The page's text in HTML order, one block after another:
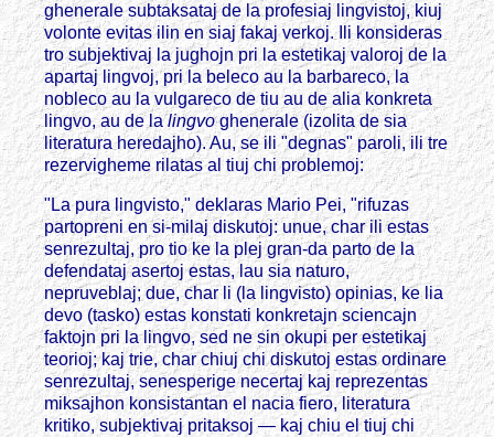
ghenerale subtaksataj de la profesiaj lingvistoj, kiuj
volonte evitas ilin en siaj fakaj verkoj. Ili konsideras
tro subjektivaj la jughojn pri la estetikaj valoroj de la
apartaj lingvoj, pri la beleco au la barbareco, la
nobleco au la vulgareco de tiu au de alia konkreta
lingvo, au de lalingvoghenerale (izolita de sia
literatura heredajho). Au, se ili "degnas" paroli, ili tre
rezervigheme rilatas al tiuj chi problemoj:
"La pura lingvisto," deklaras Mario Pei, "rifuzas
partopreni en si-milaj diskutoj: unue, char ili estas
senrezultaj, pro tio ke la plej gran-da parto de la
defendataj asertoj estas, lau sia naturo,
nepruveblaj; due, char li (la lingvisto) opinias, ke lia
devo (tasko) estas konstati konkretajn sciencajn
faktojn pri la lingvo, sed ne sin okupi per estetikaj
teorioj; kaj trie, char chiuj chi diskutoj estas ordinare
senrezultaj, senesperige necertaj kaj reprezentas
miksajhon konsistantan el nacia fiero, literatura
kritiko, subjektivaj pritaksoj — kaj chiu el tiuj chi